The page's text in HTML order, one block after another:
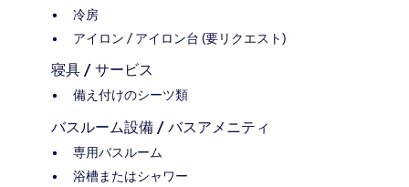
冷房
アイロン / アイロン台 (要リクエスト)
寝具 / サービス
備え付けのシーツ類
バスルーム設備 / バスアメニティ
専用バスルーム
浴槽またはシャワー